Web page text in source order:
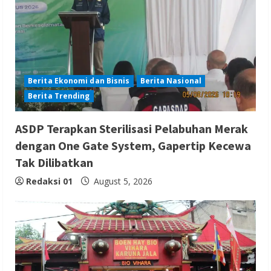
Berita Ekonomi dan Bisnis
Berita Nasional
Berita Trending
ASDP Terapkan Sterilisasi Pelabuhan Merak
dengan One Gate System, Gapertip Kecewa
Tak Dilibatkan
Redaksi 01 August 5, 2026